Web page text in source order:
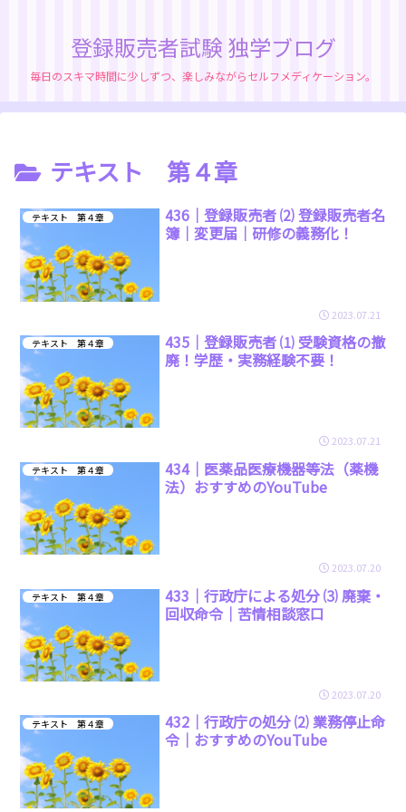
登録販売者試験 独学ブログ
毎日のスキマ時間に少しずつ、楽しみながらセルフメディケーション。
テキスト 第４章
テキスト 第４章
436｜登録販売者 ⑵ 登録販売者名
簿｜変更届｜研修の義務化！
2023.07.21
テキスト 第４章
435｜登録販売者 ⑴ 受験資格の撤
廃！学歴・実務経験不要！
2023.07.21
テキスト 第４章
434｜医薬品医療機器等法（薬機
法）おすすめのYouTube
2023.07.20
テキスト 第４章
433｜行政庁による処分 ⑶ 廃棄・
回収命令｜苦情相談窓口
2023.07.20
テキスト 第４章
432｜行政庁の処分 ⑵ 業務停止命
令｜おすすめのYouTube